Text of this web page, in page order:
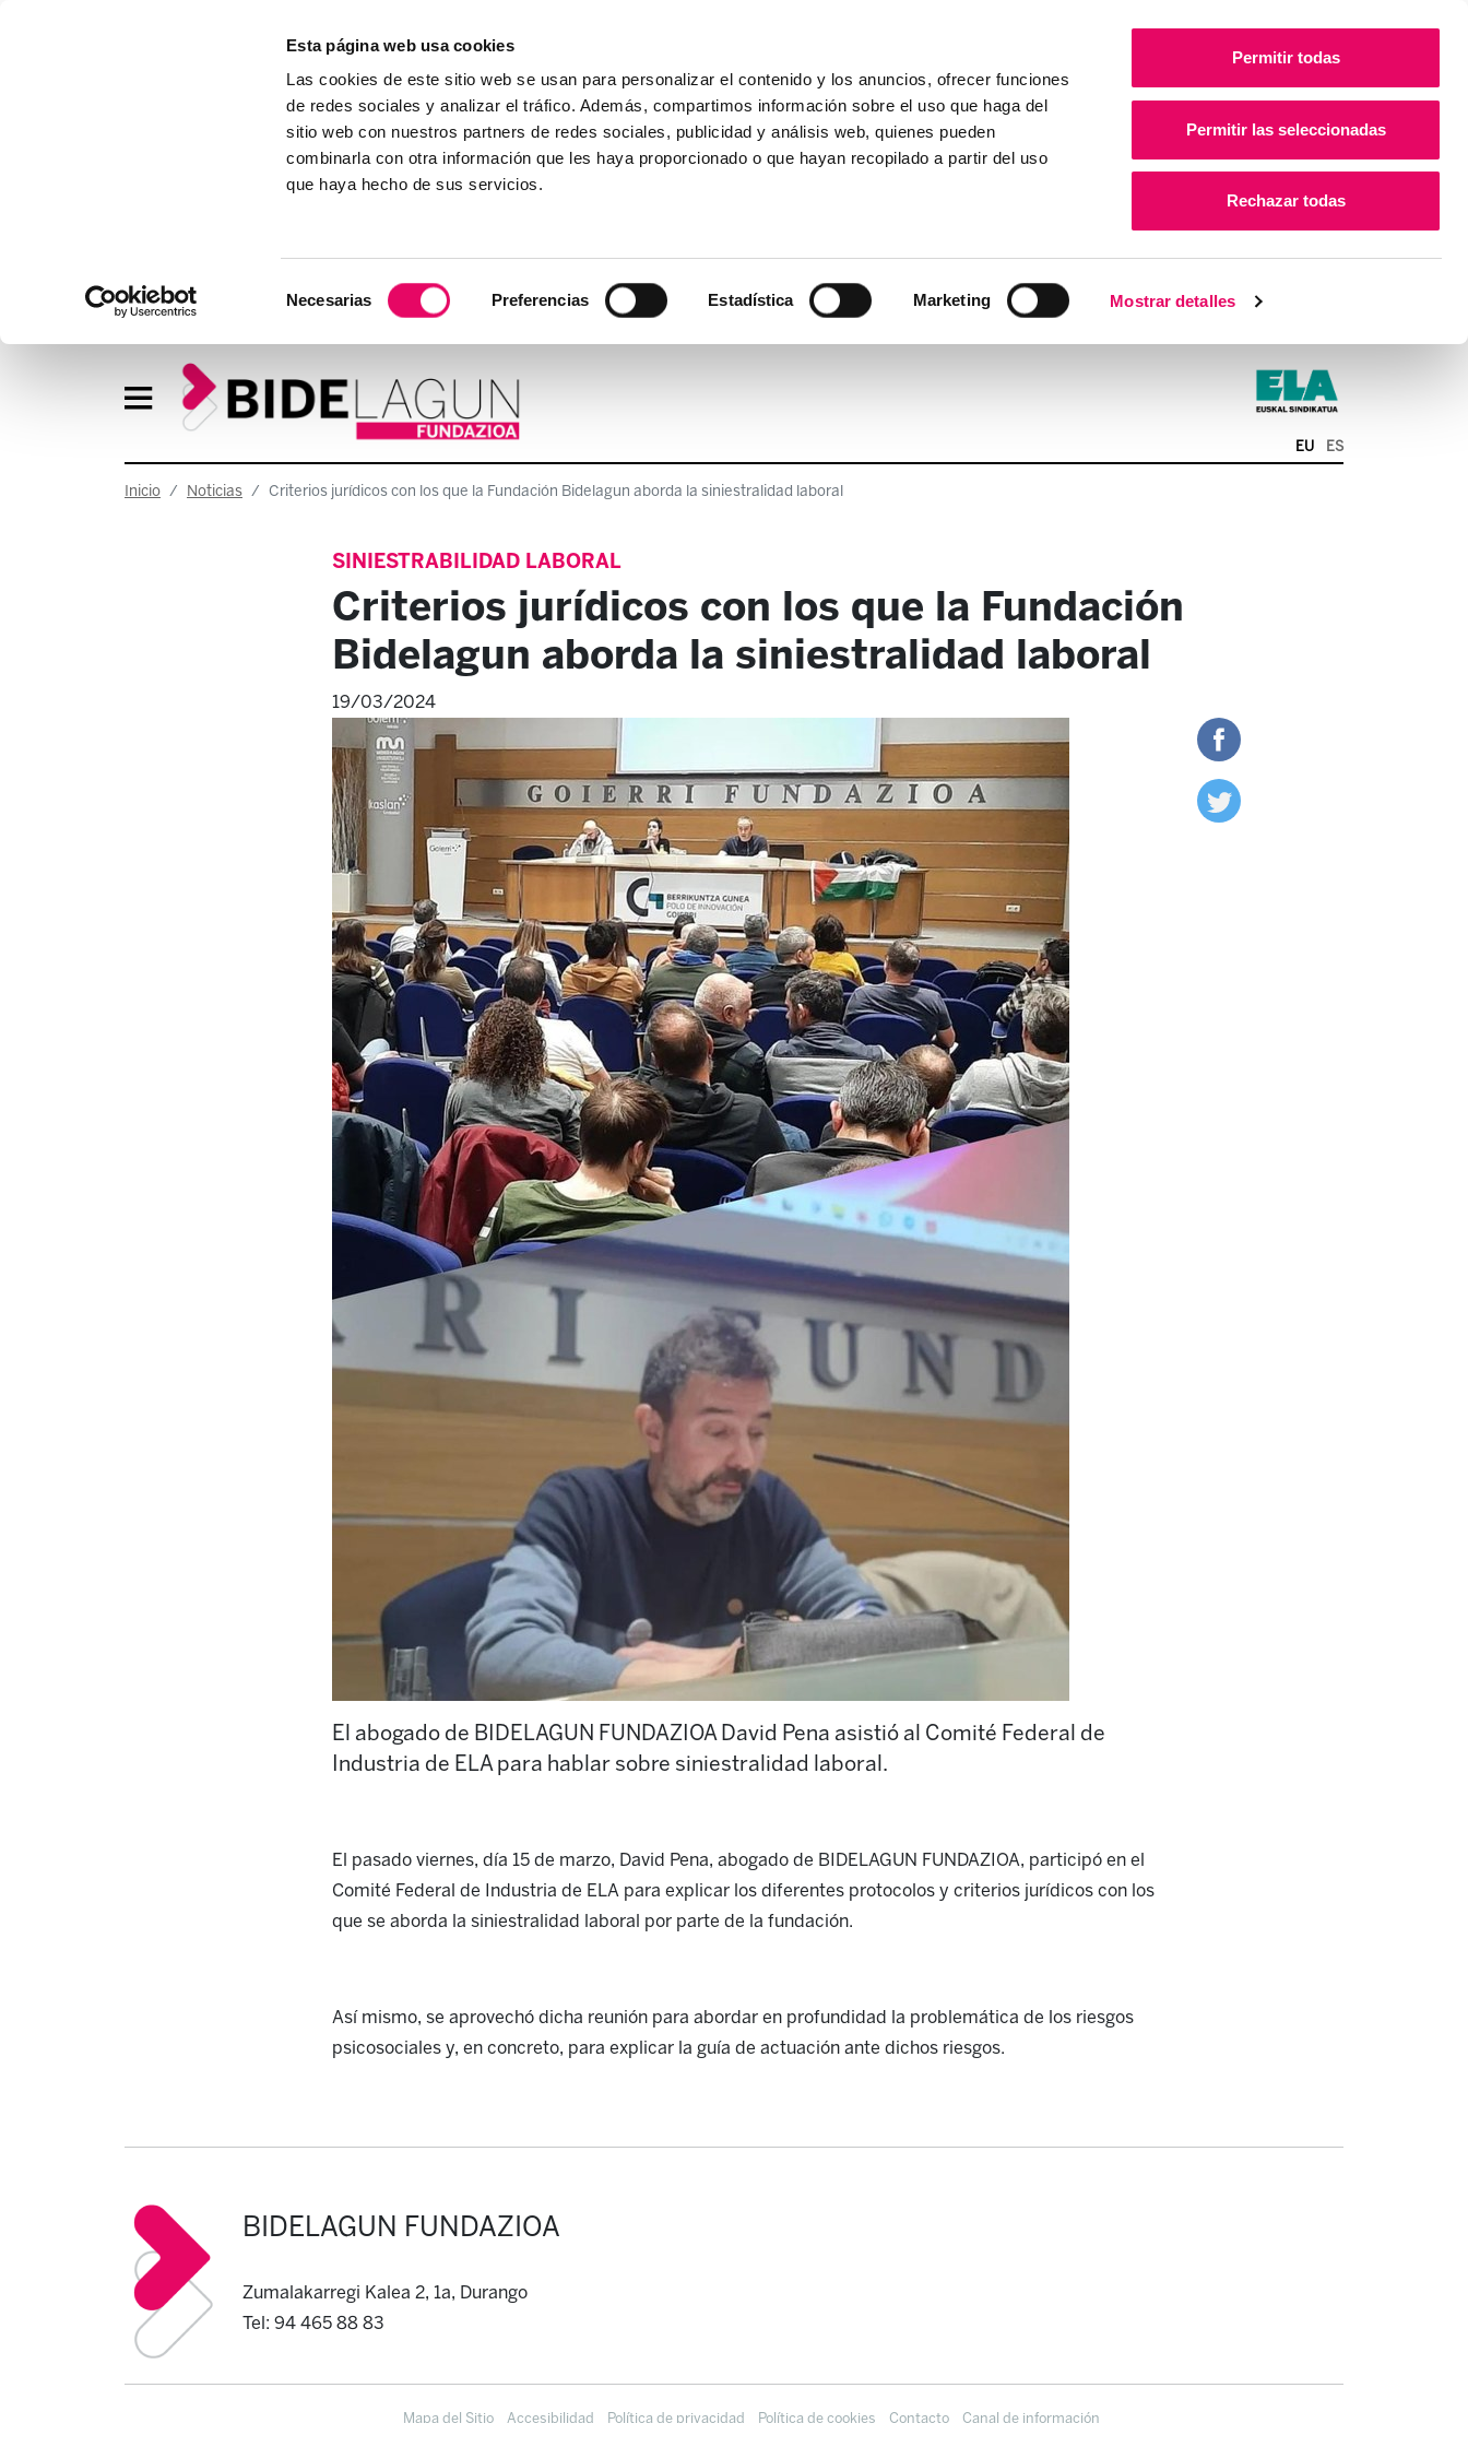
Esta página web usa cookies
Las cookies de este sitio web se usan para personalizar el contenido y los anuncios, ofrecer funciones
de redes sociales y analizar el tráfico. Además, compartimos información sobre el uso que haga del
sitio web con nuestros partners de redes sociales, publicidad y análisis web, quienes pueden
combinarla con otra información que les haya proporcionado o que hayan recopilado a partir del uso
que haya hecho de sus servicios.
Necesarias Preferencias Estadística Marketing Mostrar detalles
Permitir todas
Permitir las seleccionadas
Rechazar todas
EU ES
Inicio Noticias Criterios jurídicos con los que la Fundación Bidelagun aborda la siniestralidad laboral
SINIESTRABILIDAD LABORAL
Criterios jurídicos con los que la Fundación
Bidelagun aborda la siniestralidad laboral
19/03/2024
El abogado de BIDELAGUN FUNDAZIOA David Pena asistió al Comité Federal de
Industria de ELA para hablar sobre siniestralidad laboral.
El pasado viernes, día 15 de marzo, David Pena, abogado de BIDELAGUN FUNDAZIOA, participó en el
Comité Federal de Industria de ELA para explicar los diferentes protocolos y criterios jurídicos con los
que se aborda la siniestralidad laboral por parte de la fundación.
Así mismo, se aprovechó dicha reunión para abordar en profundidad la problemática de los riesgos
psicosociales y, en concreto, para explicar la guía de actuación ante dichos riesgos.
BIDELAGUN FUNDAZIOA
Zumalakarregi Kalea 2, 1a, Durango
Tel: 94 465 88 83
Mapa del Sitio Accesibilidad Política de privacidad Política de cookies Contacto Canal de información